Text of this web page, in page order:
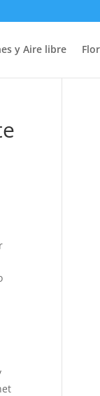
y Aire libre